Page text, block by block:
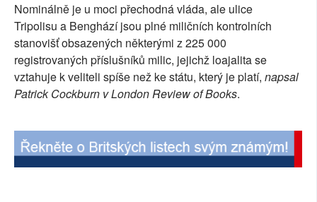
AUTOŘI
PŘÍSPĚVKY NA PROVOZ
SOCIÁLNÍ SÍTĚ
PLNÁ VERZE STRÁNEK
Nominálně je u moci přechodná vláda, ale ulice
Tripolisu a Benghází jsou plné miličních kontrolních
stanovišť obsazených některými z 225 000
registrovaných příslušníků milic, jejichž loajalita se
vztahuje k veliteli spíše než ke státu, který je platí, napsal
Patrick Cockburn v London Review of Books.